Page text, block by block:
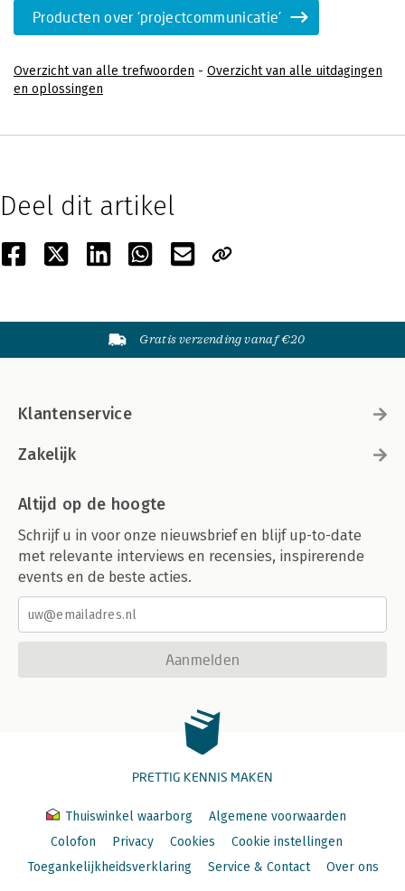
Producten over 'projectcommunicatie'
Overzicht van alle trefwoorden - Overzicht van alle uitdagingen
en oplossingen
Deel dit artikel
Gratis verzending vanaf €20
Klantenservice
Zakelijk
Altijd op de hoogte
Schrijf u in voor onze nieuwsbrief en blijf up-to-date
met relevante interviews en recensies, inspirerende
events en de beste acties.
Aanmelden
PRETTIG KENNIS MAKEN
Thuiswinkel waarborg
Algemene voorwaarden
Colofon
Privacy Cookies
Cookie instellingen
Toegankelijkheidsverklaring
Service & Contact Over ons